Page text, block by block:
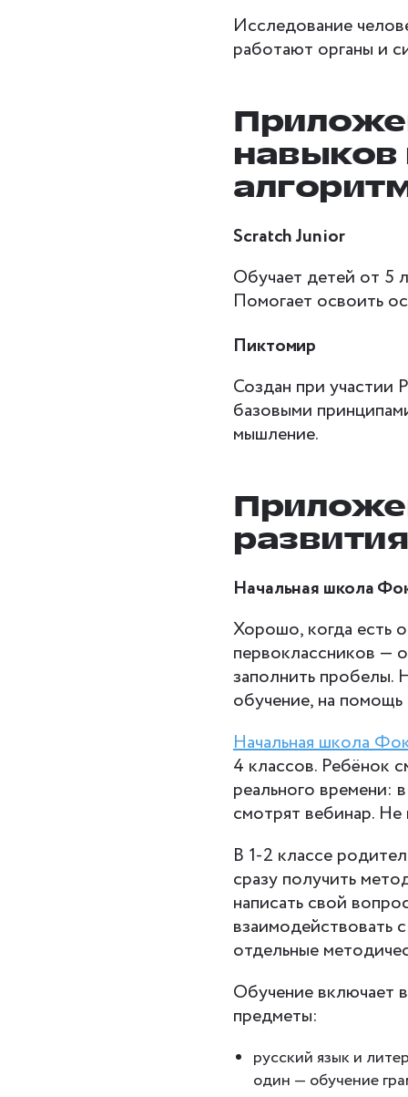
Исследование
работают органы и
навыков
Scratch Junior
Обучает детей от 5
Помогает освоить
Пиктомир
Создан при участии
базовыми
мышление.
Начальная школа
Хорошо, когда есть
первоклассников —
заполнить пробелы.
обучение, на
Начальная школа
4 классов. Ребёнок
реального времени:
смотрят вебинар. Не
В 1-2 классе
сразу получить
написать свой
взаимодействовать
отдельные
Обучение включает
предметы:
русский язык и
один — обучение